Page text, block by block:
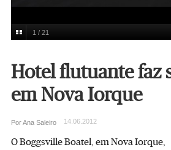
Allison Joyce / Reuters
1 / 21
Hotel flutuante faz
em Nova Iorque
Por Ana Saleiro 14.06.2012
O Boggsville Boatel, em Nova Iorque,